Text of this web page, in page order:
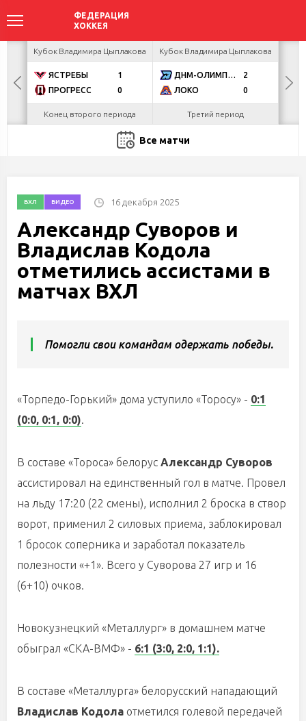
Кубок Владимира Цыплакова
ЯСТРЕБЫ
1
ПРОГРЕСС
0
Конец второго периода
Кубок Владимира Цыплакова
ДНМ-ОЛИМПИК
2
ЛОКО
0
Третий период
Все матчи
ВХЛ ВИДЕО 16 декабря 2025
Александр Суворов и
Владислав Кодола
отметились ассистами в
матчах ВХЛ
Помогли свои командам одержать победы.
«Торпедо-Горький» дома уступило «Торосу» - 0:1
(0:0, 0:1, 0:0).
В составе «Тороса» белорус Александр Суворов
ассистировал на единственный гол в матче. Провел
на льду 17:20 (22 смены), исполнил 2 броска в створ
ворот, применил 2 силовых приема, заблокировал
1 бросок соперника и заработал показатель
полезности «+1». Всего у Суворова 27 игр и 16
(6+10) очков.
Новокузнецкий «Металлург» в домашнем матче
обыграл «СКА-ВМФ» - 6:1 (3:0, 2:0, 1:1).
В составе «Металлурга» белорусский нападающий
Владислав Кодола отметился голевой передачей